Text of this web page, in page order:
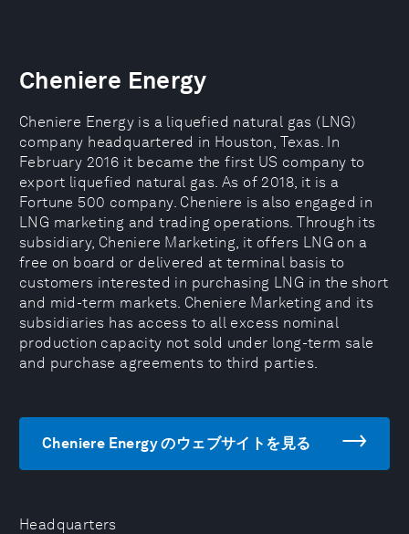
Headquarters
Cheniere Energy
Cheniere Energy is a liquefied natural gas (LNG)
company headquartered in Houston, Texas. In
February 2016 it became the first US company to
export liquefied natural gas. As of 2018, it is a
Fortune 500 company. Cheniere is also engaged in
LNG marketing and trading operations. Through its
subsidiary, Cheniere Marketing, it offers LNG on a
free on board or delivered at terminal basis to
customers interested in purchasing LNG in the short
and mid-term markets. Cheniere Marketing and its
subsidiaries has access to all excess nominal
production capacity not sold under long-term sale
and purchase agreements to third parties.
Cheniere Energy のウェブサイトを見る